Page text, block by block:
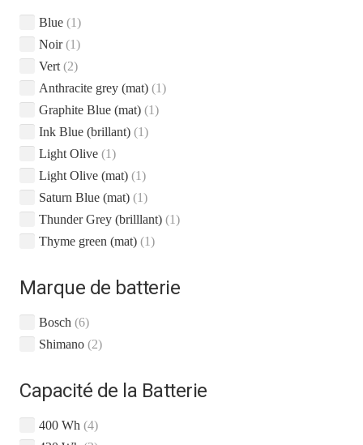
Blue (1)
Noir (1)
Vert (2)
Anthracite grey (mat) (1)
Graphite Blue (mat) (1)
Ink Blue (brillant) (1)
Light Olive (1)
Light Olive (mat) (1)
Saturn Blue (mat) (1)
Thunder Grey (brilllant) (1)
Thyme green (mat) (1)
Marque de batterie
Bosch (6)
Shimano (2)
Capacité de la Batterie
400 Wh (4)